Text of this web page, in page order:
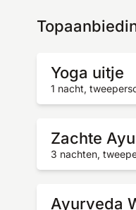
Yoga uitje
1 nacht,
Zachte
3 nachten,
Ayurveda